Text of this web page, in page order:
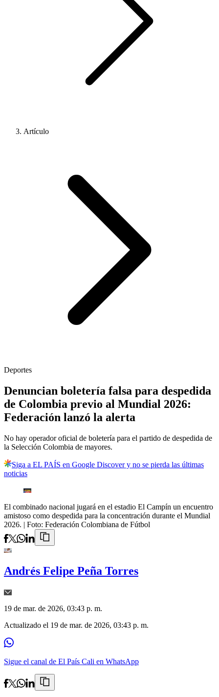
Artículo
Deportes
Denuncian boletería falsa para despedida
de Colombia previo al Mundial 2026:
Federación lanzó la alerta
No hay operador oficial de boletería para el partido de despedida de
la Selección Colombia de mayores.
Siga a EL PAÍS en Google Discover y no se pierda las últimas
noticias
El combinado nacional jugará en el estadio El Campín un encuentro
amistoso como despedida para la concentración durante el Mundial
2026. | Foto: Federación Colombiana de Fútbol
Andrés Felipe Peña Torres
19 de mar. de 2026, 03:43 p. m.
Actualizado el 19 de mar. de 2026, 03:43 p. m.
Sigue el canal de El País Cali en WhatsApp